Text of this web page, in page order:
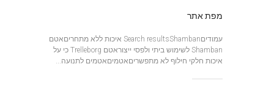
מפת אתר
עמודיםSearch resultsShamban איכות ללא מתחריםאטם
Shamban לשימוש ביתי ולפסי ייצוראטם Trelleborg כי על
איכות חלקי חילוף לא מתפשריםאטמיםאטמים לתנועה...